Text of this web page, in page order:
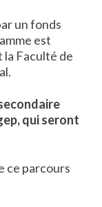
un fonds
est
la Faculté de
qui seront
ce parcours